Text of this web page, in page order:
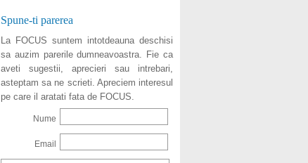
Spune-ti parerea
La FOCUS suntem intotdeauna deschisi
sa auzim parerile dumneavoastra. Fie ca
aveti sugestii, aprecieri sau intrebari,
asteptam sa ne scrieti. Apreciem interesul
pe care il aratati fata de FOCUS.
Nume
Email